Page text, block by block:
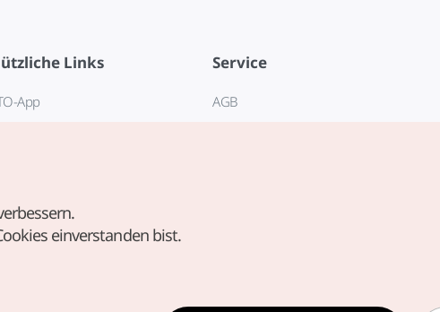
Links
App
Service
AGB
einverstanden bist.